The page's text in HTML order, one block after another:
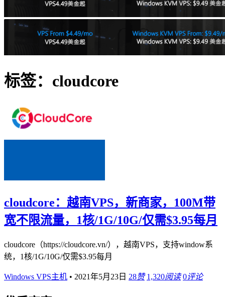
标签：cloudcore
cloudcore：越南VPS，新商家，100M带
宽不限流量，1核/1G/10G/仅需$3.95每月
cloudcore（https://cloudcore.vn/），越南VPS，支持window系
统，1核/1G/10G/仅需$3.95每月
Windows VPS主机 • 2021年5月23日 28赞 1,320阅读 0评论